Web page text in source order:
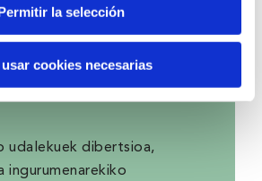
la selección
cookies necesarias
udalekuek dibertsioa,
ingurumenarekiko